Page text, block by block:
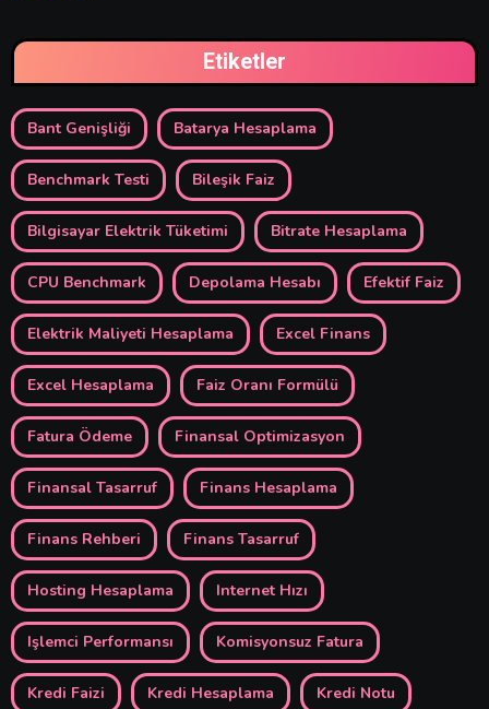
Etiketler
Bant Genişliği Batarya Hesaplama
Benchmark Testi Bileşik Faiz
Bilgisayar Elektrik Tüketimi Bitrate Hesaplama
CPU Benchmark Depolama Hesabı Efektif Faiz
Elektrik Maliyeti Hesaplama Excel Finans
Excel Hesaplama Faiz Oranı Formülü
Fatura Ödeme Finansal Optimizasyon
Finansal Tasarruf Finans Hesaplama
Finans Rehberi Finans Tasarruf
Hosting Hesaplama Internet Hızı
Işlemci Performansı Komisyonsuz Fatura
Kredi Faizi Kredi Hesaplama Kredi Notu